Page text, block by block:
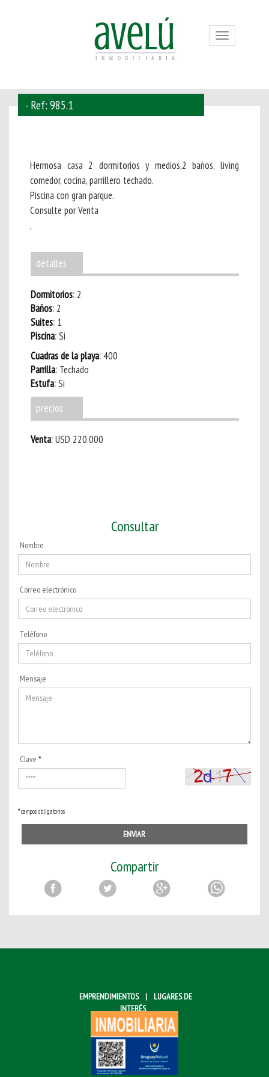
Toggle
navigation
- Ref: 985.1
Hermosa casa 2 dormitorios y medios,2 baños, living
comedor, cocina, parrillero techado.
Piscina con gran parque.
Consulte por Venta
,
detalles
Dormitorios 2
Baños 2
Suites 1
Piscina Si
Cuadras de la playa 400
Parrilla Techado
Estufa Si
precios
Venta USD 220.000
Consultar
Nombre
Correo electrónico
Teléfono
Mensaje
Clave *
*campos obligatorios
ENVIAR
Compartir
EMPRENDIMIENTOS |
LUGARES DE
INTERÉS